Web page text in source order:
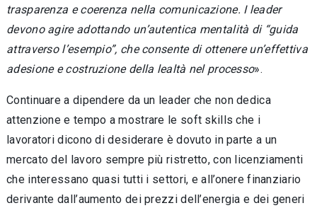
trasparenza e coerenza nella comunicazione. I leader
devono agire adottando un’autentica mentalità di “guida
attraverso l’esempio”, che consente di ottenere un’effettiva
adesione e co­struzione della lealtà nel processo».
Continuare a dipendere da un leader che non dedica
attenzione e tempo a mostrare le soft skills che i
lavoratori dicono di desiderare è do­vuto in parte a un
mercato del lavoro sempre più ristretto, con licenziamenti
che interessano quasi tutti i settori, e all’onere finanziario
de­rivante dall’aumento dei prezzi dell’energia e dei generi